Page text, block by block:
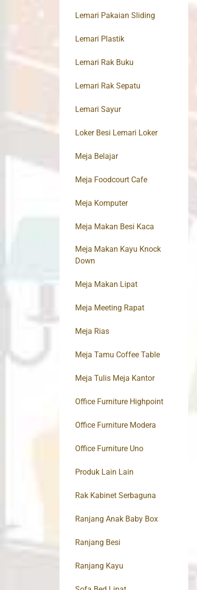
Lemari Pakaian Sliding
Lemari Plastik
Lemari Rak Buku
Lemari Rak Sepatu
Lemari Sayur
Loker Besi Lemari Loker
Meja Belajar
Meja Foodcourt Cafe
Meja Komputer
Meja Makan Besi Kaca
Meja Makan Kayu Knock
Down
Meja Makan Lipat
Meja Meeting Rapat
Meja Rias
Meja Tamu Coffee Table
Meja Tulis Meja Kantor
Office Furniture Highpoint
Office Furniture Modera
Office Furniture Uno
Produk Lain Lain
Rak Kabinet Serbaguna
Ranjang Anak Baby Box
Ranjang Besi
Ranjang Kayu